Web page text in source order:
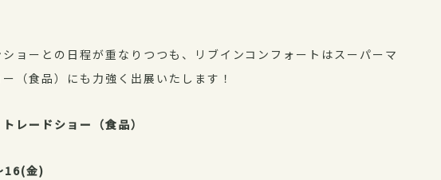
ョーとの日程が重なりつつも、リブインコンフォートはスーパーマ
（食品）にも力強く出展いたします！
レードショー（食品）
16(金)